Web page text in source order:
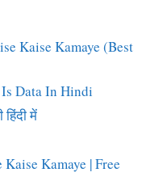
Kaise Kamaye (Best
Is Data In Hindi
में
Kamaye | Free